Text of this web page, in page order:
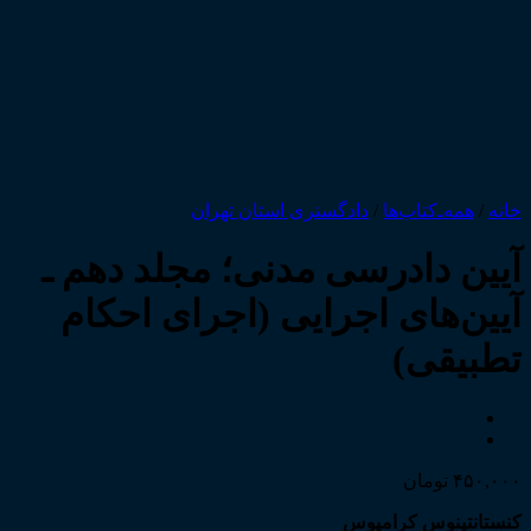
خانه / همه‌ـ‌کتاب‌ها / دادگستری استان تهران
آیین دادرسی مدنی؛ مجلد دهم ـ
آیین‌های اجرایی (اجرای احکام
تطبیقی)
۴۵۰,۰۰۰ تومان
کنستانتینوس کرامیوس